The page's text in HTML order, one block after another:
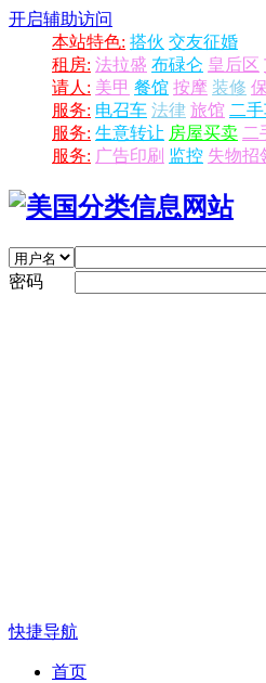
开启辅助访问
本站特色: 搭伙 交友征婚
租房: 法拉盛 布碌仑 皇后区
请人: 美甲 餐馆 按摩 装修
服务: 电召车 法律 旅馆 二
服务: 生意转让 房屋买卖 二
服务: 广告印刷 监控 失物招
密码
快捷导航
首页